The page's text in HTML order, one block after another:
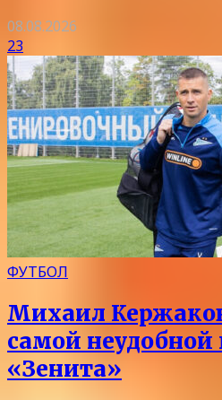
08.08.2026
23
ФУТБОЛ
Михаил
самой
«Зенита»